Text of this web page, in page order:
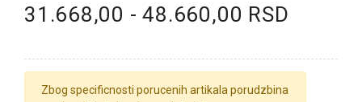
31.668,00 - 48.660,00 RSD
Zbog specificnosti porucenih artikala porudzbina